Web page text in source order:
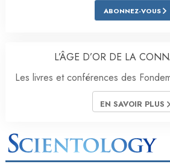
ABONNEZ-VOUS
L’ÂGE D’OR DE LA
Les livres et conférences des
EN SAVOIR PLUS